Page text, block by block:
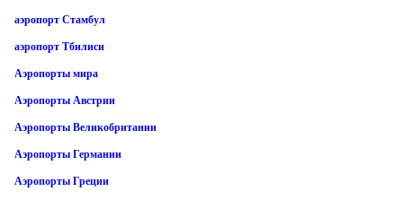
аэропорт Стамбул
аэропорт Тбилиси
Аэропорты мира
Аэропорты Австрии
Аэропорты Великобритании
Аэропорты Германии
Аэропорты Греции